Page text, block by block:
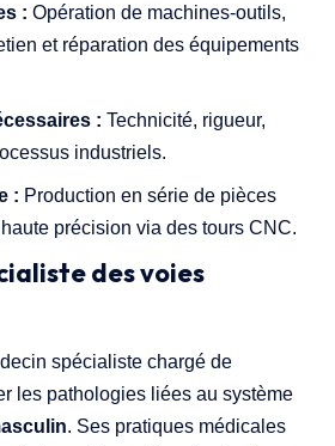
: Opération de machines-outils,
et réparation des équipements
: Technicité, rigueur,
industriels.
: Production en série de pièces
précision via des tours CNC.
des voies
spécialiste chargé de
les pathologies liées au système
. Ses pratiques médicales